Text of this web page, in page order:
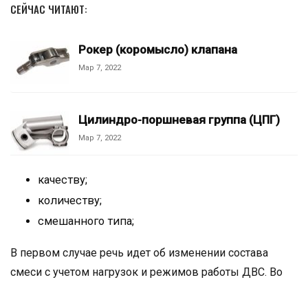
СЕЙЧАС ЧИТАЮТ:
Рокер (коромысло) клапана
Мар 7, 2022
Цилиндро-поршневая группа (ЦПГ)
Мар 7, 2022
качеству;
количеству;
смешанного типа;
В первом случае речь идет об изменении состава
смеси с учетом нагрузок и режимов работы ДВС. Во